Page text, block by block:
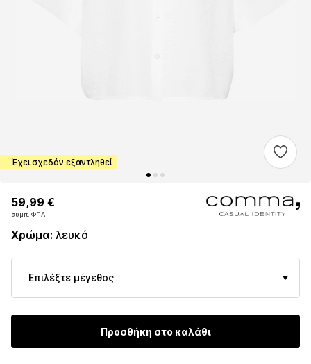
Έχει σχεδόν εξαντληθεί
59,99 €
συμπ. ΦΠΑ
59,99 €
συμπ. ΦΠΑ
Χρώμα: λευκό
Επιλέξτε μέγεθος
Προσθήκη στο καλάθι